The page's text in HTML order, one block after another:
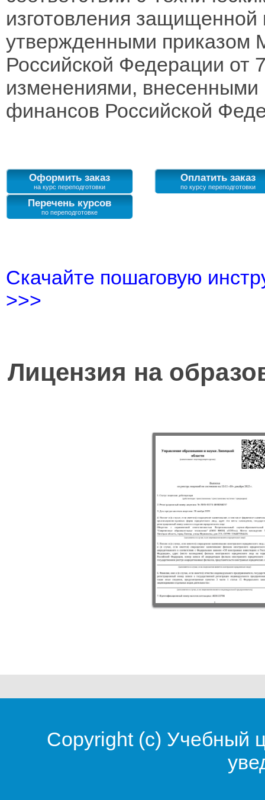
изготовления защищенной
утвержденными приказом
Российской Федерации от
изменениями, внесенными
финансов Российской
Оформить заказ
на курс переподготовки
Оплатить заказ
по курсу переподготовки
Перечень курсов
по переподготовке
Скачайте пошаговую
>>>
Лицензия на
Copyright (c) Учебный